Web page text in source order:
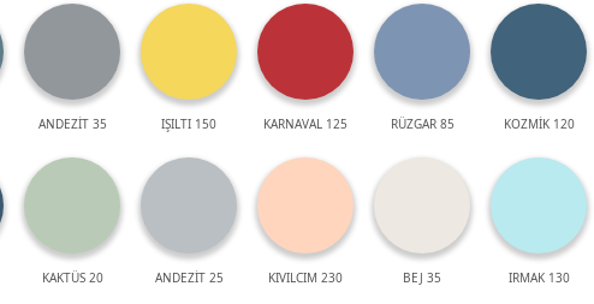
ANDEZİT 35 IŞILTI 150 KARNAVAL 125 RÜZGAR 85 KOZMİK 120
KAKTÜS 20 ANDEZİT 25 KIVILCIM 230 BEJ 35 IRMAK 130